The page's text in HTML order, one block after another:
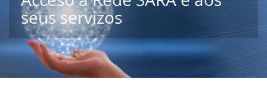
seus servizos